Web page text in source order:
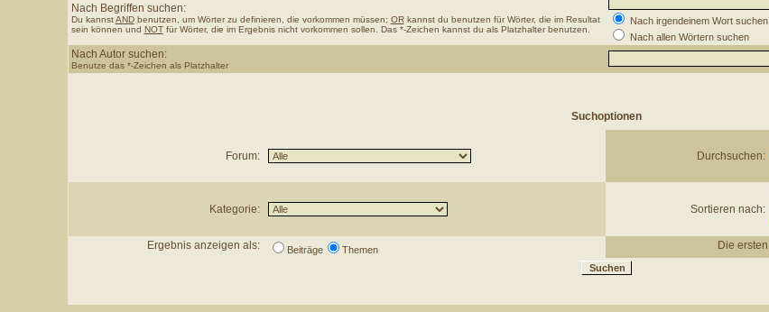
Nach Begriffen suchen:
Du kannstANDbenutzen, um Wörter zu definieren, die vorkommen müssen; ORkannst du benutzen für Wörter, die im Resultat
sein können und NOTfür Wörter, die im Ergebnis nicht vorkommen sollen. Das *-Zeichen kannst du als Platzhalter benutzen.
Nach irgendeinem Wort suchen
Nach allen Wörtern suchen
Nach Autor suchen:
Benutze das *-Zeichen als Platzhalter
Suchoptionen
Forum: Durchsuchen:
Kategorie: Sortieren nach:
Ergebnis anzeigen als: Beiträge Themen Die ersten